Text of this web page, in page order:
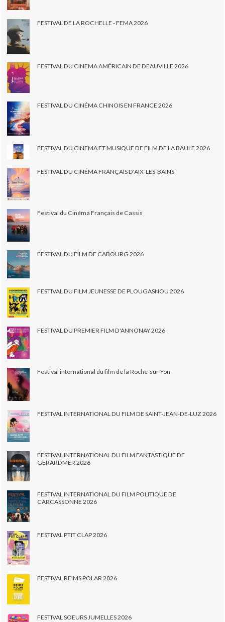
FESTIVAL DE LA ROCHELLE - FEMA 2026
FESTIVAL DU CINEMA AMÉRICAIN DE DEAUVILLE 2026
FESTIVAL DU CINÉMA CHINOIS EN FRANCE 2026
FESTIVAL DU CINEMA ET MUSIQUE DE FILM DE LA BAULE 2026
FESTIVAL DU CINÉMA FRANÇAIS D'AIX-LES-BAINS
Festival du Cinéma Français de Cassis
FESTIVAL DU FILM DE CABOURG 2026
FESTIVAL DU FILM JEUNESSE DE PLOUGASNOU 2026
FESTIVAL DU PREMIER FILM D'ANNONAY 2026
Festival international du film de la Roche-sur-Yon
FESTIVAL INTERNATIONAL DU FILM DE SAINT-JEAN-DE-LUZ 2026
FESTIVAL INTERNATIONAL DU FILM FANTASTIQUE DE
GERARDMER 2026
FESTIVAL INTERNATIONAL DU FILM POLITIQUE DE
CARCASSONNE 2026
FESTIVAL PTIT CLAP 2026
FESTIVAL REIMS POLAR 2026
FESTIVAL SOEURS JUMELLES 2026